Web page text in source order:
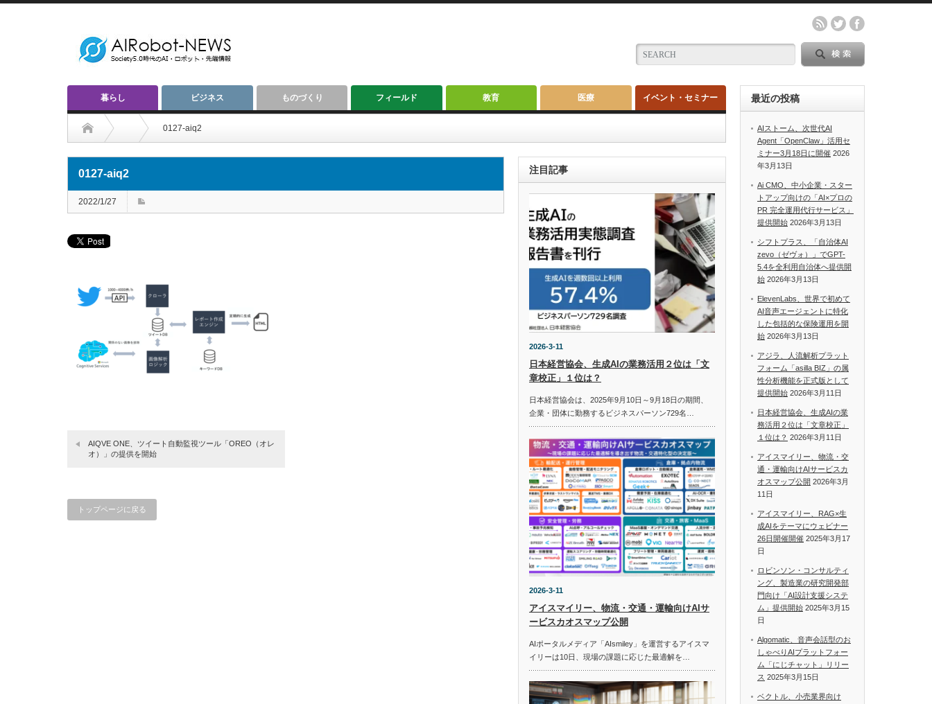
暮らし ビジネス ものづくり フィールド 教育 医療 イベント・セミナー
0127-aiq2
0127-aiq2
2022/1/27
AIQVE ONE、ツイート自動監視ツール「OREO（オレ
オ）」の提供を開始
トップページに戻る
注目記事
2026-3-11
日本経営協会、生成AIの業務活用２位は「文
章校正」１位は？
日本経営協会は、2025年9月10日～9月18日の期間、
企業・団体に勤務するビジネスパーソン729名…
2026-3-11
アイスマイリー、物流・交通・運輸向けAIサ
ービスカオスマップ公開
AIポータルメディア「AIsmiley」を運営するアイスマ
イリーは10日、現場の課題に応じた最適解を…
最近の投稿
AIストーム、次世代AI
Agent「OpenClaw」活用セ
ミナー3月18日に開催 2026
年3月13日
Ai CMO、中小企業・スター
トアップ向けの「AI×プロの
PR 完全運用代行サービス」
提供開始 2026年3月13日
シフトプラス、「自治体AI
zevo（ゼヴォ）」でGPT-
5.4を全利用自治体へ提供開
始 2026年3月13日
ElevenLabs、世界で初めて
AI音声エージェントに特化
した包括的な保険運用を開
始 2026年3月13日
アジラ、人流解析プラット
フォーム「asilla BIZ」の属
性分析機能を正式版として
提供開始 2026年3月11日
日本経営協会、生成AIの業
務活用２位は「文章校正」
１位は？ 2026年3月11日
アイスマイリー、物流・交
通・運輸向けAIサービスカ
オスマップ公開 2026年3月
11日
アイスマイリー、RAG×生
成AIをテーマにウェビナー
26日開催開催 2025年3月17
日
ロビンソン・コンサルティ
ング、製造業の研究開発部
門向け「AI設計支援システ
ム」提供開始 2025年3月15
日
Algomatic、音声会話型のお
しゃべりAIプラットフォー
ム「にじチャット」リリー
ス 2025年3月15日
ベクトル、小売業界向け